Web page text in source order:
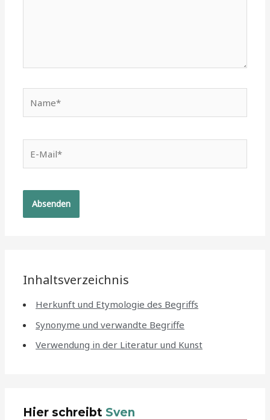
Mail*
Inhaltsverzeichnis
Herkunft und Etymologie des Begriffs
Synonyme und verwandte Begriffe
Verwendung in der Literatur und Kunst
Hier schreibt Sven